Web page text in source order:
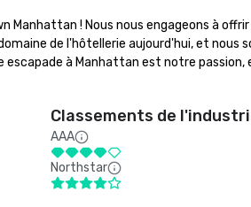
Manhattan ! Nous nous engageons à
de l'hôtellerie aujourd'hui, et nous
escapade à Manhattan est notre
Classements de
AAA
Northstar